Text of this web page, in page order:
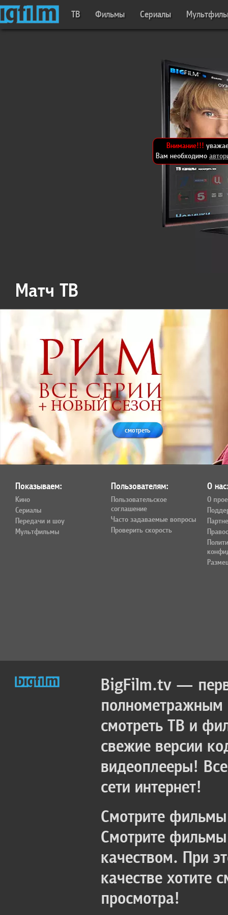
ТВ Фильмы Сериалы
Внимание!!!
Вам необходимо
Матч ТВ
смотреть
Показываем:
Кино
Сериалы
Передачи и шоу
Мультфильмы
Пользователям:
Пользовательское
соглашение
Часто задаваемые вопросы
Проверить скорость
О
О
BigFilm.tv —
полнометражным
смотреть ТВ и
свежие версии
видеоплееры!
сети интернет!
Смотрите
Смотрите
качеством. При
качестве хотите
просмотра!